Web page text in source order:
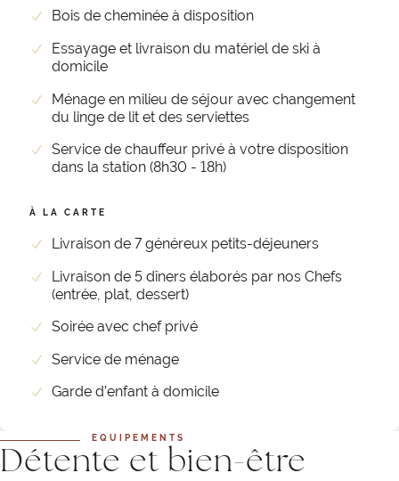
Bois de cheminée à disposition
Essayage et livraison du matériel de ski à
domicile
Ménage en milieu de séjour avec changement
du linge de lit et des serviettes
Service de chauffeur privé à votre disposition
dans la station (8h30 - 18h)
À LA CARTE
Livraison de 7 généreux petits-déjeuners
Livraison de 5 dîners élaborés par nos Chefs
(entrée, plat, dessert)
Soirée avec chef privé
Service de ménage
Garde d’enfant à domicile
EQUIPEMENTS
Détente et bien-être